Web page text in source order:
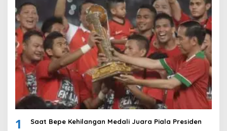
1 Saat Bepe Kehilangan Medali Juara Piala Presiden